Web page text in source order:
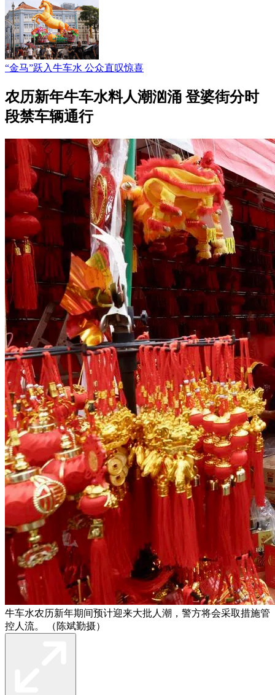
“金马”跃入牛车水 公众直叹惊喜
农历新年牛车水料人潮汹涌 登婆街分时
段禁车辆通行
牛车水农历新年期间预计迎来大批人潮，警方将会采取措施管
控人流。 （陈斌勤摄）